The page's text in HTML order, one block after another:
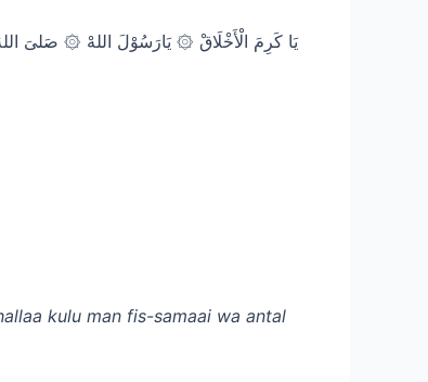
يَا كَرِمَ الْأَخْلَاقْ ۞ يَارَسُوْلَ اللهْ ۞ صَلىَ
kulu man fis-samaai wa antal